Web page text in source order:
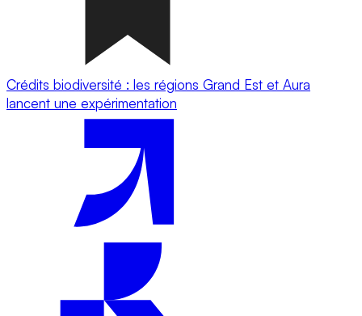
Crédits biodiversité : les régions Grand Est et Aura
lancent une expérimentation